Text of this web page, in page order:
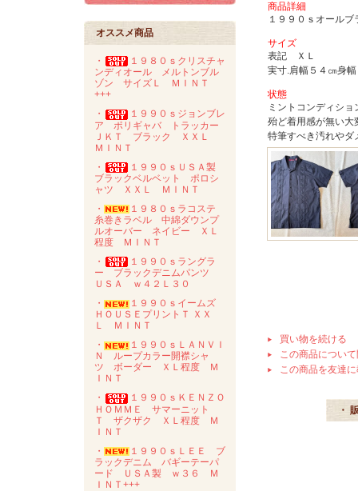
オススメ商品
・
１９８０ｓクリスチャ
ンディオール メルトンブル
ゾン サイズＬ ＭＩＮＴ
+++
・
１９９０ｓジョンブレ
ア ポリギャバ トラッカー
ＪＫＴ ブラック ＸＸＬ
ＭＩＮＴ
・
１９９０ｓＵＳＡ製
ブラックベルベット ポロシ
ャツ ＸＸＬ ＭＩＮＴ
・
１９８０ｓラコステ
糸巻きラベル 中綿ダウンプ
ルオーバー ネイビー ＸＬ
程度 ＭＩＮＴ
・
１９９０ｓラングラ
ー ブラックデニムパンツ
ＵＳＡ ｗ４２Ｌ３０
・
１９９０ｓイームズ
ＨＯＵＳＥプリントＴ ＸＸ
Ｌ ＭＩＮＴ
・
１９９０ｓＬＡＮＶＩ
Ｎ ループカラー開襟シャ
ツ ボーダー ＸＬ程度 Ｍ
ＩＮＴ
・
１９９０ｓＫＥＮＺＯ
ＨＯＭＭＥ サマーニット
Ｔ ザクザク ＸＬ程度 Ｍ
ＩＮＴ
・
１９９０ｓＬＥＥ ブ
ラックデニム バギーテーパ
ード ＵＳＡ製 ｗ３６ Ｍ
ＩＮＴ+++
商品詳細
１９９０ｓオール
サイズ
表記 ＸＬ
実寸.肩幅５４㎝身
状態
ミントコンディショ
殆ど着用感が無い大
特筆すべき汚れやダ
買い物を続ける
この商品につい
この商品を友達
・